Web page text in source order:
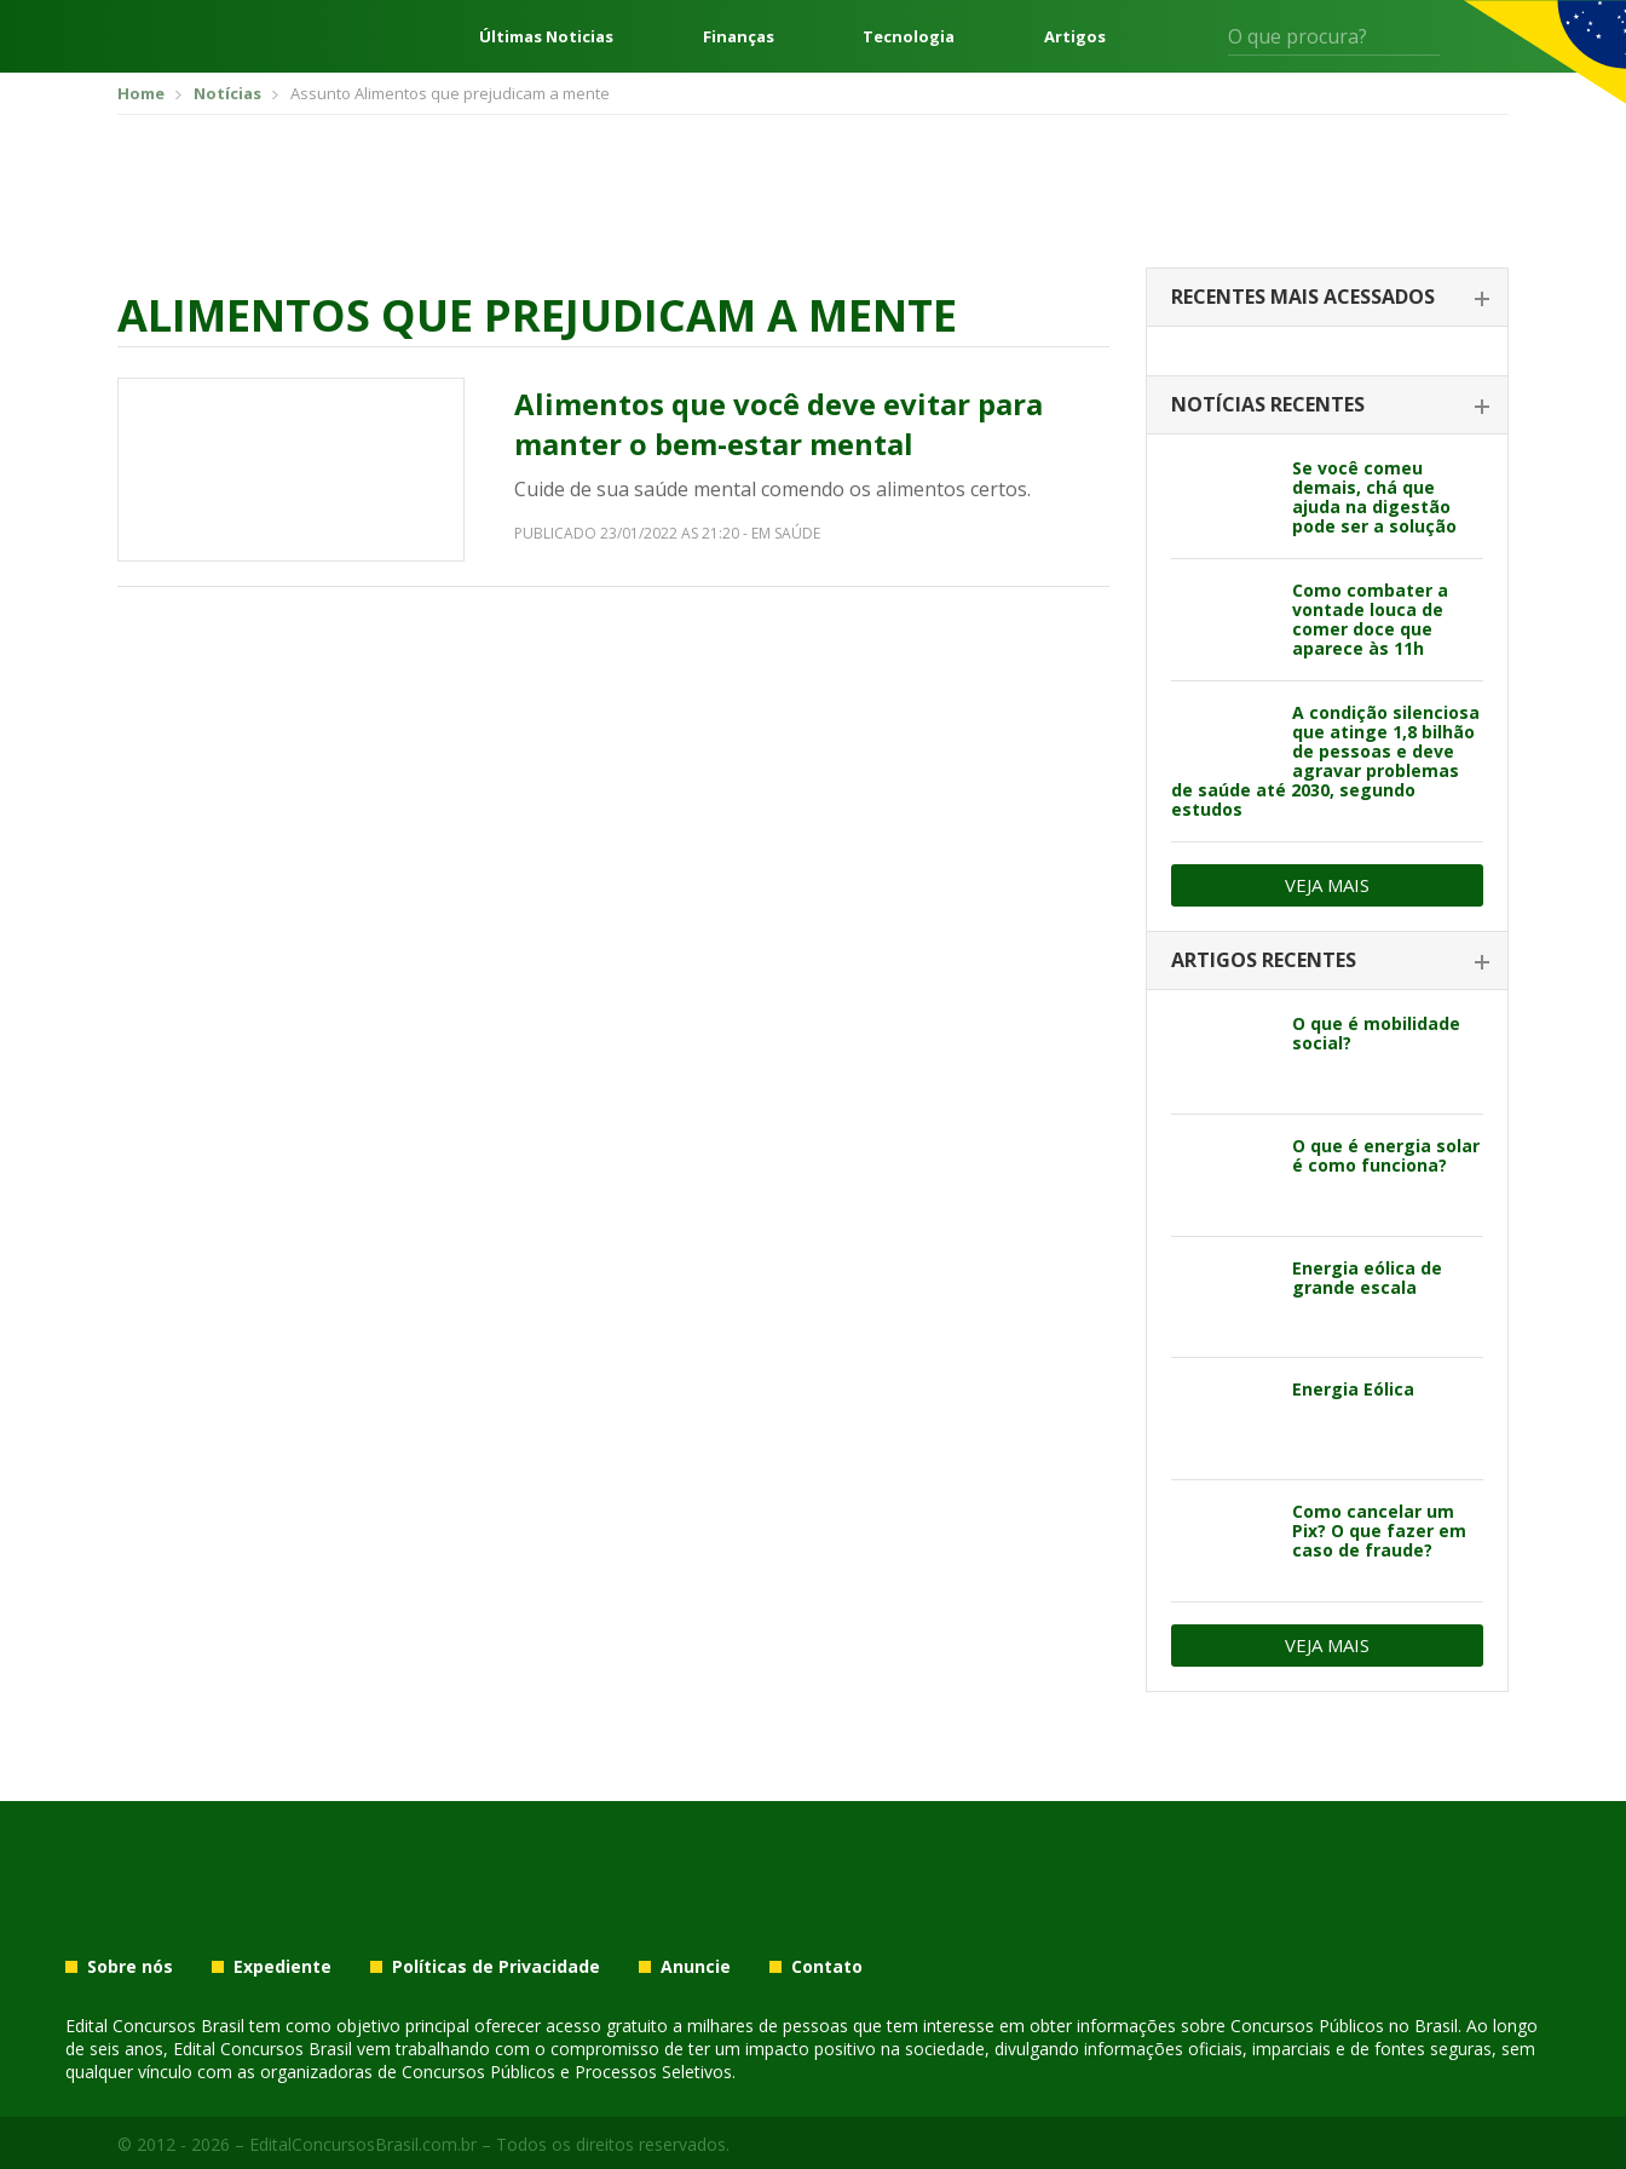
Últimas Noticias Finanças Tecnologia Artigos
Home Notícias Assunto Alimentos que prejudicam a mente
ALIMENTOS QUE PREJUDICAM A MENTE
Alimentos que você deve evitar para
manter o bem-estar mental
Cuide de sua saúde mental comendo os alimentos certos.
PUBLICADO 23/01/2022 AS 21:20 - EM SAÚDE
RECENTES MAIS ACESSADOS
NOTÍCIAS RECENTES
Se você comeu
demais, chá que
ajuda na digestão
pode ser a solução
Como combater a
vontade louca de
comer doce que
aparece às 11h
A condição silenciosa
que atinge 1,8 bilhão
de pessoas e deve
agravar problemas
de saúde até 2030, segundo
estudos
VEJA MAIS
ARTIGOS RECENTES
O que é mobilidade
social?
O que é energia solar
é como funciona?
Energia eólica de
grande escala
Energia Eólica
Como cancelar um
Pix? O que fazer em
caso de fraude?
VEJA MAIS
Sobre nós Expediente Políticas de Privacidade Anuncie Contato
Edital Concursos Brasil tem como objetivo principal oferecer acesso gratuito a milhares de pessoas que tem interesse em obter informações sobre Concursos Públicos no Brasil. Ao longo
de seis anos, Edital Concursos Brasil vem trabalhando com o compromisso de ter um impacto positivo na sociedade, divulgando informações oficiais, imparciais e de fontes seguras, sem
qualquer vínculo com as organizadoras de Concursos Públicos e Processos Seletivos.
© 2012 - 2026 – EditalConcursosBrasil.com.br – Todos os direitos reservados.